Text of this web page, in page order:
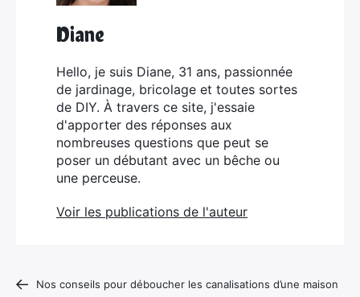
Diane
Hello, je suis Diane, 31 ans, passionnée
de jardinage, bricolage et toutes sortes
de DIY. À travers ce site, j'essaie
d'apporter des réponses aux
nombreuses questions que peut se
poser un débutant avec un bêche ou
une perceuse.
Voir les publications de l'auteur
Nos conseils pour déboucher les canalisations d’une maison